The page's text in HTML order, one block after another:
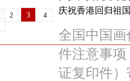
庆祝香港回归祖
全国中国
件注意事
证复印件
2 3
4